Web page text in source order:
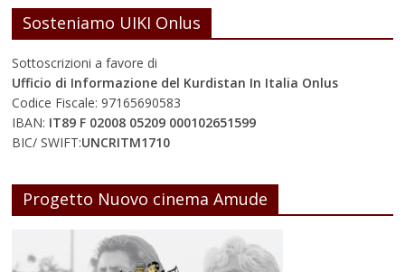
Sosteniamo UIKI Onlus
Sottoscrizioni a favore di
Ufficio di Informazione del Kurdistan In Italia Onlus
Codice Fiscale: 97165690583
IBAN: IT89 F 02008 05209 000102651599
BIC/ SWIFT:UNCRITM1710
Progetto Nuovo cinema Amude